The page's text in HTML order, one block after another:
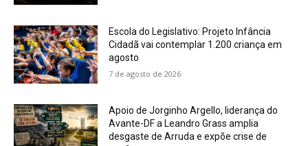
Escola do Legislativo: Projeto Infância
Cidadã vai contemplar 1.200 criança em
agosto
7 de agosto de 2026
Apoio de Jorginho Argello, liderança do
Avante-DF a Leandro Grass amplia
desgaste de Arruda e expõe crise de